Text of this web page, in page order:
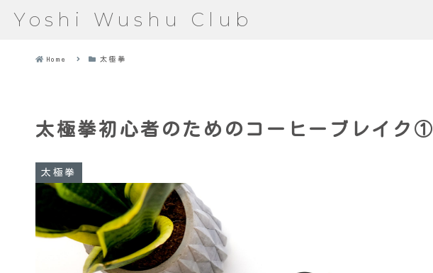
Yoshi Wushu Club
Home 太極拳
太極拳初心者のためのコーヒーブレイク①
太極拳